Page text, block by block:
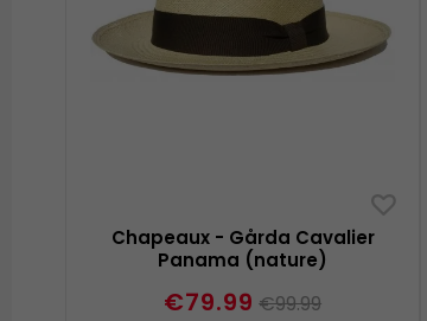
Chapeaux - Gårda Cavalier
Panama (nature)
€79.99 €99.99